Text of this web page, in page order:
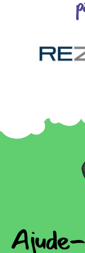
Ajude-